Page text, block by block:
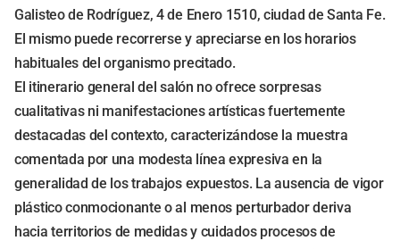
Galisteo de Rodríguez, 4 de Enero 1510, ciudad de Santa Fe.
El mismo puede recorrerse y apreciarse en los horarios
habituales del organismo precitado.
El itinerario general del salón no ofrece sorpresas
cualitativas ni manifestaciones artísticas fuertemente
destacadas del contexto, caracterizándose la muestra
comentada por una modesta línea expresiva en la
generalidad de los trabajos expuestos. La ausencia de vigor
plástico conmocionante o al menos perturbador deriva
hacia territorios de medidas y cuidados procesos de